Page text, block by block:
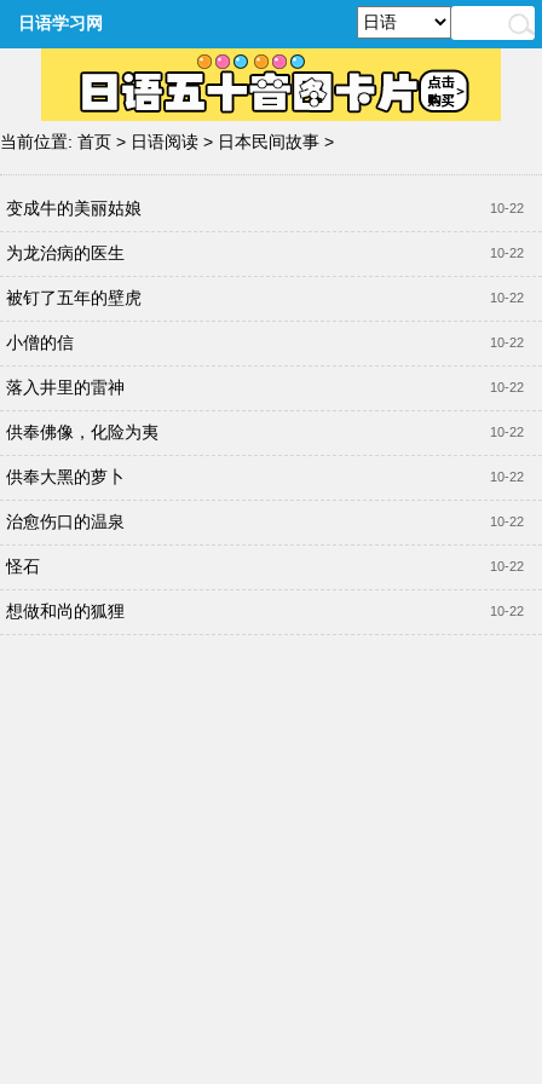
日语学习网
当前位置: 首页 > 日语阅读 > 日本民间故事 >
10-22
变成牛的美丽姑娘
10-22
为龙治病的医生
10-22
被钉了五年的壁虎
10-22
小僧的信
10-22
落入井里的雷神
10-22
供奉佛像，化险为夷
10-22
供奉大黑的萝卜
10-22
治愈伤口的温泉
10-22
怪石
10-22
想做和尚的狐狸